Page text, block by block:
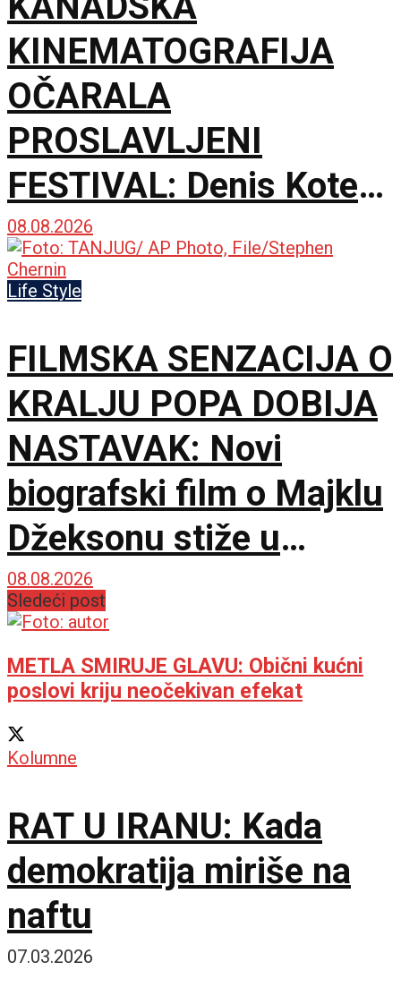
KINEMATOGRAFIJA
OČARALA
PROSLAVLJENI
FESTIVAL: Denis Kote
predstavio novu dramu
na 79. izdanju u
08.08.2026
Life Style
FILMSKA SENZACIJA O
KRALJU POPA DOBIJA
NASTAVAK: Novi
biografski film o Majklu
Džeksonu stiže u
bioskope
08.08.2026
Sledeći post
METLA SMIRUJE GLAVU: Obični kućni
poslovi kriju neočekivan efekat
Kolumne
RAT U IRANU: Kada
demokratija miriše na
naftu
07.03.2026